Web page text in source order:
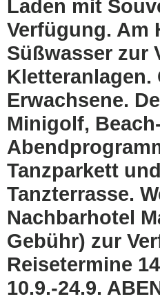
Laden mit
Verfügung. Am
Süßwasser zur
Erwachsene.
Minigolf,
Tanzparkett
Tanzterrasse.
Nachbarhotel
Gebühr) zur
Reisetermine
10.9.-24.9.